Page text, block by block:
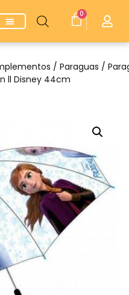
0
/ Paraguas /
ll Disney 44cm